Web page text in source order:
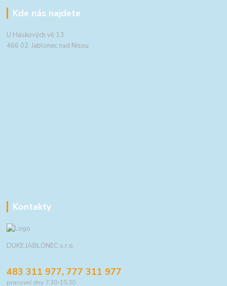
Kde nás najdete
U Háskových vil 13
466 02 Jablonec nad Nisou
Kontakty
DUKE JABLONEC s.r.o.
483 311 977, 777 311 977
pracovní dny 7:30-15:30